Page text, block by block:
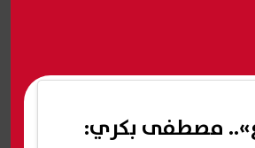
مصطفى بكري: